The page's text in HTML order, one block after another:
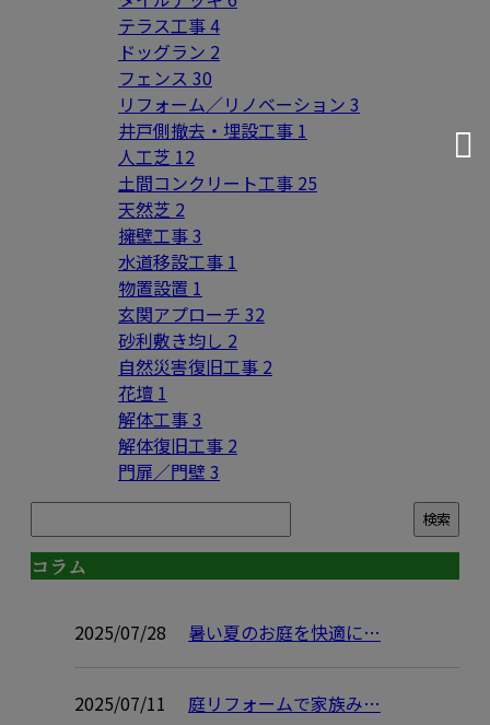
テラス工事4
ドッグラン 2
フェンス 30
リフォーム／リノベーション 3
井戸側撤去・埋設工事 1
人工芝 12
土間コンクリート工事 25
天然芝 2
擁壁工事3
水道移設工事 1
物置設置 1
玄関アプローチ 32
砂利敷き均し 2
自然災害復旧工事 2
花壇 1
解体工事3
解体復旧工事 2
門扉／門壁3
コラム
2025/07/28 暑い夏のお庭を快適に…
2025/07/11 庭リフォームで家族み…